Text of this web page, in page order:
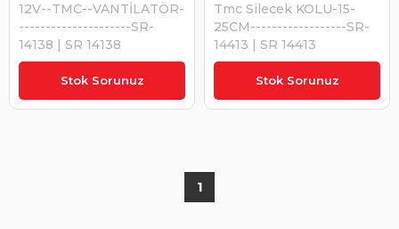
Stok Sorunuz
12V--TMC--VANTİLATÖR-
---------------------SR-
14138 | SR 14138
₺4.299,79 Stok Sorunuz
Tmc Silecek KOLU-15-
25CM------------------SR-
14413 | SR 14413
₺310,13
1